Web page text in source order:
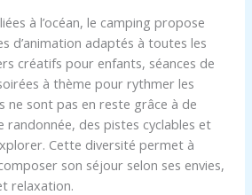
à l’océan, le camping propose
d’animation adaptés à toutes les
créatifs pour enfants, séances de
à thème pour rythmer les
ne sont pas en reste grâce à de
randonnée, des pistes cyclables et
Cette diversité permet à
son séjour selon ses envies,
relaxation.